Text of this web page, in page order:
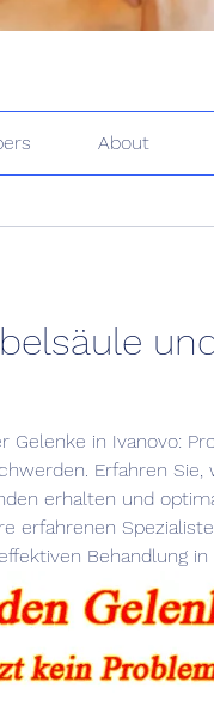
About
Gelenke in Ivanovo:
Erfahren Sie,
erhalten und
erfahrenen
Behandlung in